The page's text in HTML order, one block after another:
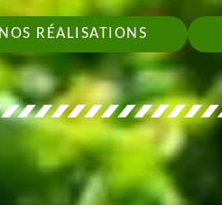
NOS RÉALISATIONS